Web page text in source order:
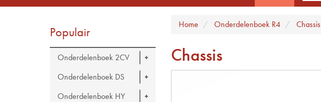
Populair
Onderdelenboek 2CV
Onderdelenboek DS
Onderdelenboek HY
Home Onderdelenboek R4 Chassis
Chassis